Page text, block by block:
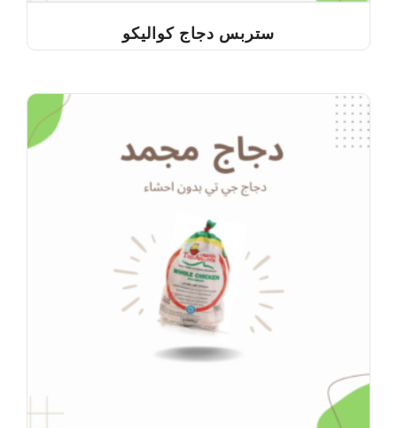
ستربس دجاج كواليكو